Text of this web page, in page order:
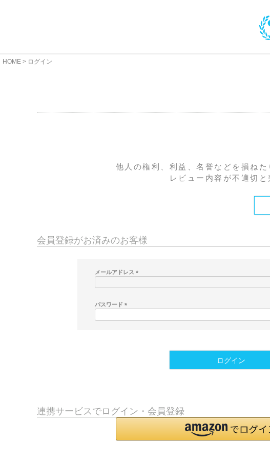
HOME ログイン
他人の権利、利益、名誉などを損ね
レビュー内容が不適切
会員登録がお済みのお客様
メールアドレス
)
パスワード
ログイン
連携サービスでログイン・会員登録